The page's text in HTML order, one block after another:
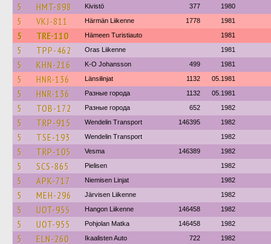
5 HMT-898 Kivistö 377 1980
5 VKJ-811 Härmän Liikenne 1778 1981
5 TRE-110 Hämeen Turistiauto 1981
5 TPP-462 Oras Liikenne 1981
5 KHN-216 K-O Johansson 499 1981
5 HNR-136 Länsilinjat 1132 05.1981
5 HNR-136 Разные города 1132 05.1981
5 TOB-172 Разные города 652 1982
5 TRP-915 Wendelin Transport 146395 1982
5 TSE-193 Wendelin Transport 1982
5 TRP-105 Vesma 146389 1982
5 SCS-865 Pielisen 1982
5 APK-717 Niemisen Linjat 1982
5 MEH-296 Järvisen Liikenne 1982
5 UOT-955 Hangon Liikenne 146458 1982
5 UOT-955 Pohjolan Matka 146458 1982
5 ELN-260 Ikaalisten Auto 722 1982